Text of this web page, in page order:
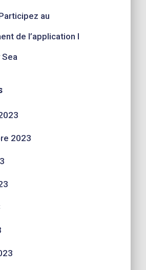
au
de l’application I
Sea
2023